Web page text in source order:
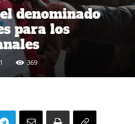
denominado
para los
369